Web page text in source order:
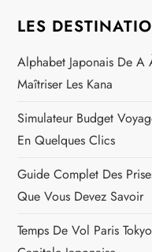
g
a
t
i
o
n
d
LES
Alphabet Japonais De
Maîtriser Les Kana
Simulateur Budget
En Quelques Clics
Guide Complet Des
Que Vous Devez Savoir
Temps De Vol Paris